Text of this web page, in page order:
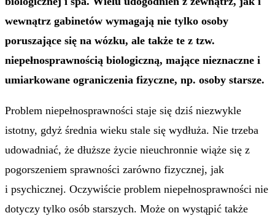
wewnątrz gabinetów wymagają nie tylko osoby
poruszające się na wózku, ale także te z tzw.
niepełnosprawnością biologiczną, mające nieznaczne i
umiarkowane ograniczenia fizyczne, np. osoby starsze.
Problem niepełnosprawności staje się dziś niezwykle
istotny, gdyż średnia wieku stale się wydłuża. Nie trzeba
udowadniać, że dłuższe życie nieuchronnie wiąże się z
pogorszeniem sprawności zarówno fizycznej, jak
i psychicznej. Oczywiście problem niepełnosprawności nie
dotyczy tylko osób starszych. Może on wystąpić także